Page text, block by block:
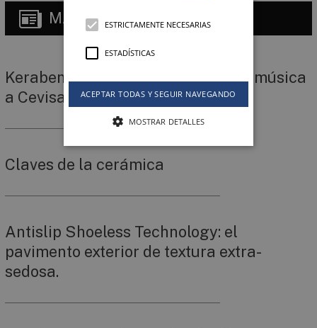
MÁSNOTICIAS
Keraben Grupo viaja al ritmo de la música
a Cevisama 2020
Claves de la cerámica
Antislip Shoeless Technology: el
pavimento exterior de textura extra-
sedosa.
ESTRICTAMENTE NECESARIAS
ESTADÍSTICAS
ACEPTAR TODAS Y SEGUIR NAVEGANDO
MOSTRAR DETALLES